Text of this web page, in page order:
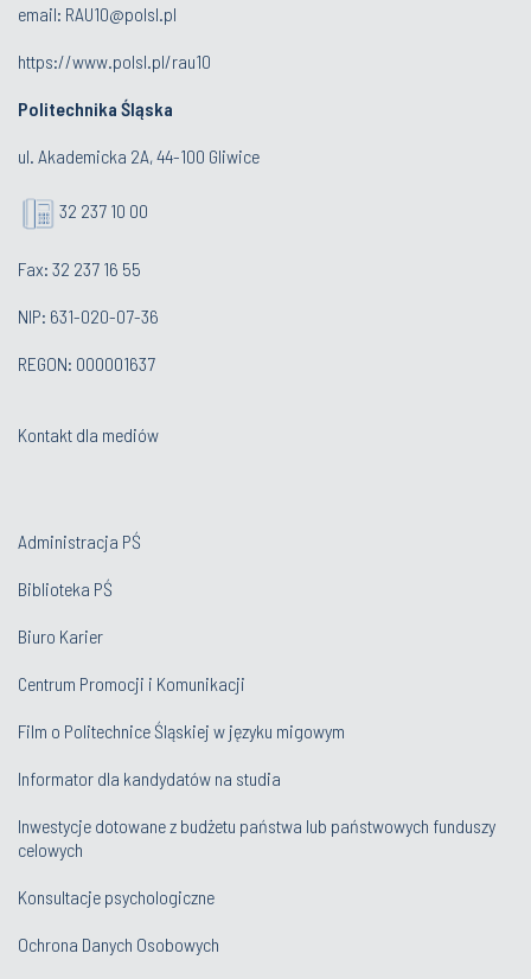
email: RAU10@polsl.pl
https://www.polsl.pl/rau10
Politechnika Śląska
ul. Akademicka 2A, 44-100 Gliwice
32 237 10 00
Fax: 32 237 16 55
NIP: 631-020-07-36
REGON: 000001637
Kontakt dla mediów
Administracja PŚ
Biblioteka PŚ
Biuro Karier
Centrum Promocji i Komunikacji
Film o Politechnice Śląskiej w języku migowym
Informator dla kandydatów na studia
Inwestycje dotowane z budżetu państwa lub państwowych funduszy
celowych
Konsultacje psychologiczne
Ochrona Danych Osobowych